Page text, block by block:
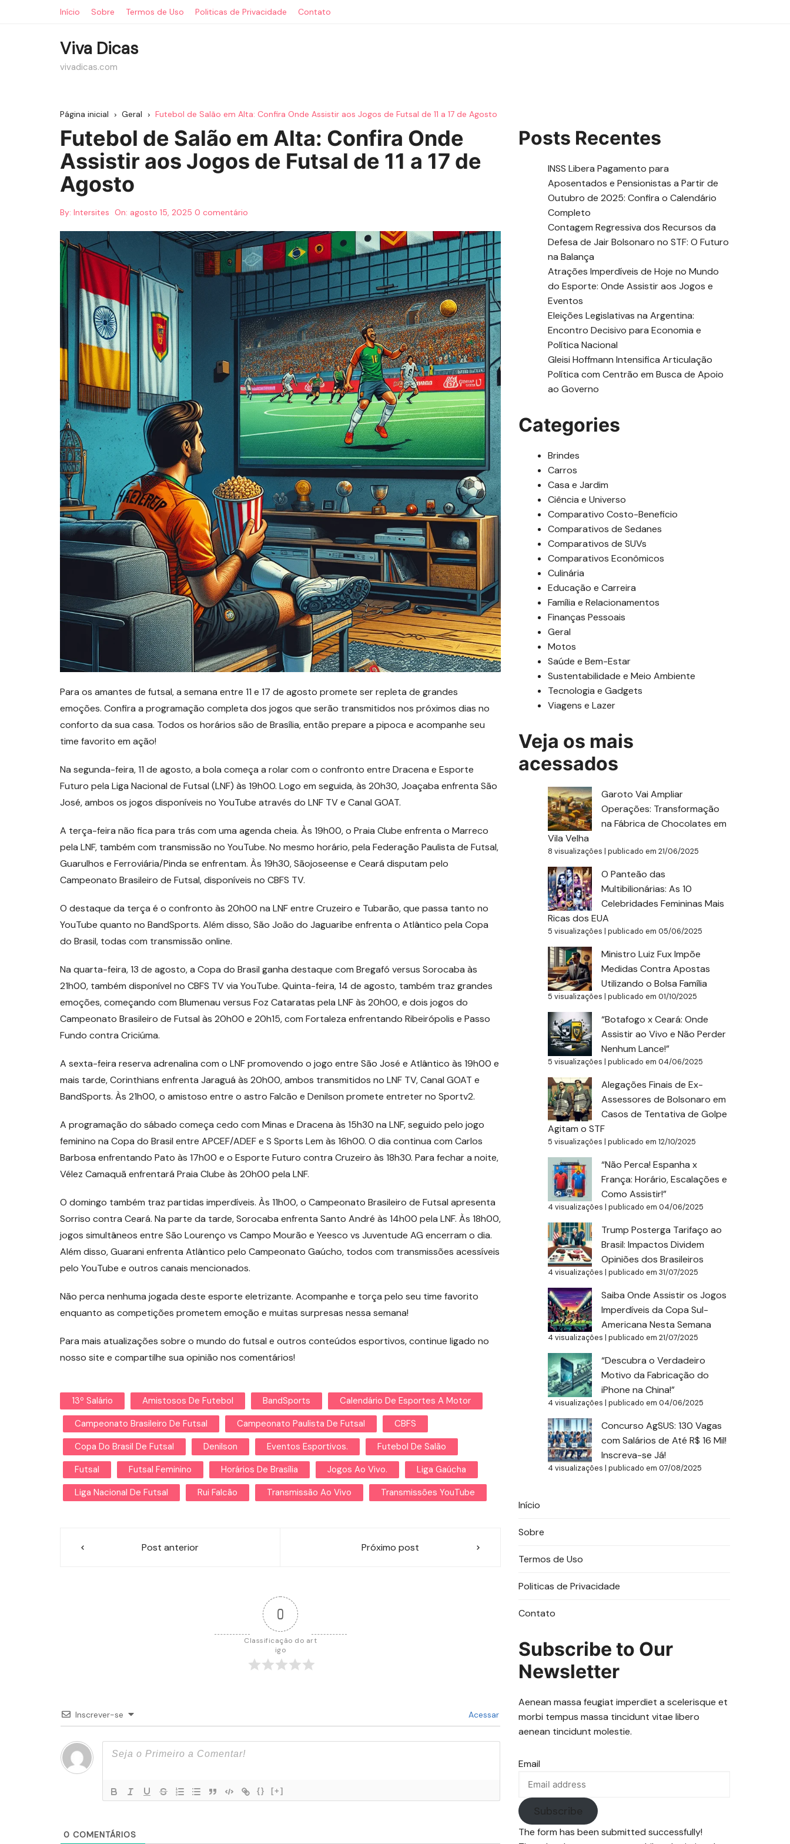
Início Sobre Termos de Uso Politicas de Privacidade Contato
Viva Dicas
vivadicas.com
Página inicial Geral Futebol de Salão em Alta: Confira Onde Assistir aos Jogos de Futsal de 11 a 17 de Agosto
Futebol de Salão em Alta: Confira Onde
Assistir aos Jogos de Futsal de 11 a 17 de
Agosto
By: Intersites On: agosto 15, 2025 0 comentário
Para os amantes de futsal, a semana entre 11 e 17 de agosto promete ser repleta de grandes
emoções. Confira a programação completa dos jogos que serão transmitidos nos próximos dias no
conforto da sua casa. Todos os horários são de Brasília, então prepare a pipoca e acompanhe seu
time favorito em ação!
Na segunda-feira, 11 de agosto, a bola começa a rolar com o confronto entre Dracena e Esporte
Futuro pela Liga Nacional de Futsal (LNF) às 19h00. Logo em seguida, às 20h30, Joaçaba enfrenta São
José, ambos os jogos disponíveis no YouTube através do LNF TV e Canal GOAT.
A terça-feira não fica para trás com uma agenda cheia. Às 19h00, o Praia Clube enfrenta o Marreco
pela LNF, também com transmissão no YouTube. No mesmo horário, pela Federação Paulista de Futsal,
Guarulhos e Ferroviária/Pinda se enfrentam. Às 19h30, Sãojoseense e Ceará disputam pelo
Campeonato Brasileiro de Futsal, disponíveis no CBFS TV.
O destaque da terça é o confronto às 20h00 na LNF entre Cruzeiro e Tubarão, que passa tanto no
YouTube quanto no BandSports. Além disso, São João do Jaguaribe enfrenta o Atlântico pela Copa
do Brasil, todas com transmissão online.
Na quarta-feira, 13 de agosto, a Copa do Brasil ganha destaque com Bregafó versus Sorocaba às
21h00, também disponível no CBFS TV via YouTube. Quinta-feira, 14 de agosto, também traz grandes
emoções, começando com Blumenau versus Foz Cataratas pela LNF às 20h00, e dois jogos do
Campeonato Brasileiro de Futsal às 20h00 e 20h15, com Fortaleza enfrentando Ribeirópolis e Passo
Fundo contra Criciúma.
A sexta-feira reserva adrenalina com o LNF promovendo o jogo entre São José e Atlântico às 19h00 e
mais tarde, Corinthians enfrenta Jaraguá às 20h00, ambos transmitidos no LNF TV, Canal GOAT e
BandSports. Às 21h00, o amistoso entre o astro Falcão e Denilson promete entreter no Sportv2.
A programação do sábado começa cedo com Minas e Dracena às 15h30 na LNF, seguido pelo jogo
feminino na Copa do Brasil entre APCEF/ADEF e S Sports Lem às 16h00. O dia continua com Carlos
Barbosa enfrentando Pato às 17h00 e o Esporte Futuro contra Cruzeiro às 18h30. Para fechar a noite,
Vélez Camaquã enfrentará Praia Clube às 20h00 pela LNF.
O domingo também traz partidas imperdíveis. Às 11h00, o Campeonato Brasileiro de Futsal apresenta
Sorriso contra Ceará. Na parte da tarde, Sorocaba enfrenta Santo André às 14h00 pela LNF. Às 18h00,
jogos simultâneos entre São Lourenço vs Campo Mourão e Yeesco vs Juventude AG encerram o dia.
Além disso, Guarani enfrenta Atlântico pelo Campeonato Gaúcho, todos com transmissões acessíveis
pelo YouTube e outros canais mencionados.
Não perca nenhuma jogada deste esporte eletrizante. Acompanhe e torça pelo seu time favorito
enquanto as competições prometem emoção e muitas surpresas nessa semana!
Para mais atualizações sobre o mundo do futsal e outros conteúdos esportivos, continue ligado no
nosso site e compartilhe sua opinião nos comentários!
13º Salário Amistosos De Futebol BandSports
Calendário De Esportes A Motor
Campeonato Brasileiro De Futsal
Campeonato Paulista De Futsal
CBFS
Copa Do Brasil De Futsal
Denilson Eventos Esportivos.
Futebol De Salão
Futsal
Futsal Feminino Horários De Brasília Jogos Ao Vivo.
Liga Gaúcha
Liga Nacional De Futsal
Rui Falcão Transmissão Ao Vivo Transmissões YouTube
NavegaçãoPost anterior Próximo post
0
Classificação do art
igo
Inscrever-se Acessar
{} [+]
0 COMENTÁRIOS
Posts Recentes
INSS Libera Pagamento para
Aposentados e Pensionistas a Partir de
Outubro de 2025: Confira o Calendário
Completo
Contagem Regressiva dos Recursos da
Defesa de Jair Bolsonaro no STF: O Futuro
na Balança
Atrações Imperdíveis de Hoje no Mundo
do Esporte: Onde Assistir aos Jogos e
Eventos
Eleições Legislativas na Argentina:
Encontro Decisivo para Economia e
Política Nacional
Gleisi Hoffmann Intensifica Articulação
Política com Centrão em Busca de Apoio
ao Governo
Categories
Brindes
Carros
Casa e Jardim
Ciência e Universo
Comparativo Costo-Beneficio
Comparativos de Sedanes
Comparativos de SUVs
Comparativos Econômicos
Culinária
Educação e Carreira
Família e Relacionamentos
Finanças Pessoais
Geral
Motos
Saúde e Bem-Estar
Sustentabilidade e Meio Ambiente
Tecnologia e Gadgets
Viagens e Lazer
Veja os mais
acessados
Garoto Vai Ampliar
Operações: Transformação
na Fábrica de Chocolates em
Vila Velha
8 visualizações | publicado em 21/06/2025
O Panteão das
Multibilionárias: As 10
Celebridades Femininas Mais
Ricas dos EUA
5 visualizações | publicado em 05/06/2025
Ministro Luiz Fux Impõe
Medidas Contra Apostas
Utilizando o Bolsa Família
5 visualizações | publicado em 01/10/2025
“Botafogo x Ceará: Onde
Assistir ao Vivo e Não Perder
Nenhum Lance!”
5 visualizações | publicado em 04/06/2025
Alegações Finais de Ex-
Assessores de Bolsonaro em
Casos de Tentativa de Golpe
Agitam o STF
5 visualizações | publicado em 12/10/2025
“Não Perca! Espanha x
França: Horário, Escalações e
Como Assistir!”
4 visualizações | publicado em 04/06/2025
Trump Posterga Tarifaço ao
Brasil: Impactos Dividem
Opiniões dos Brasileiros
4 visualizações | publicado em 31/07/2025
Saiba Onde Assistir os Jogos
Imperdíveis da Copa Sul-
Americana Nesta Semana
4 visualizações | publicado em 21/07/2025
“Descubra o Verdadeiro
Motivo da Fabricação do
iPhone na China!”
4 visualizações | publicado em 04/06/2025
Concurso AgSUS: 130 Vagas
com Salários de Até R$ 16 Mil!
Inscreva-se Já!
4 visualizações | publicado em 07/08/2025
Início
Sobre
Termos de Uso
Politicas de Privacidade
Contato
Subscribe to Our
Newsletter
Aenean massa feugiat imperdiet a scelerisque et
morbi tempus massa tincidunt vitae libero
aenean tincidunt molestie.
Email
Subscribe
The form has been submitted successfully!